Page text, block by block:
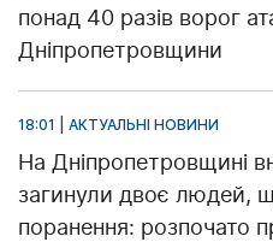
понад 40 разів ворог
Дніпропетровщини
18:01 | АКТУАЛЬНІ НОВИНИ
На Дніпропетровщині
загинули двоє людей,
поранення: розпочато